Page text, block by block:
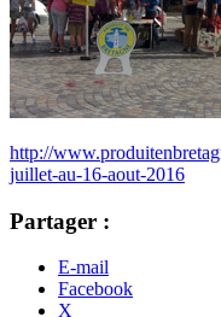
http://
juillet-au-16-aout-2016
Partager :
E-mail
Facebook
X